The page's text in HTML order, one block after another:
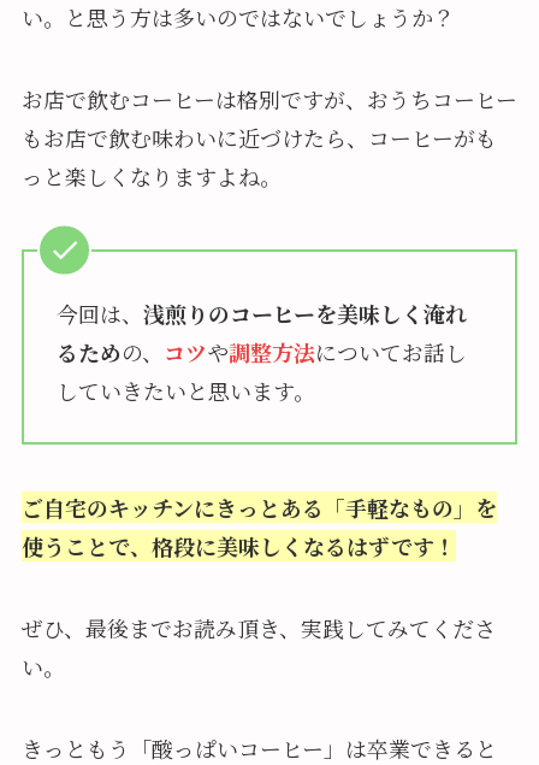
い。と思う方は多いのではないでしょうか？
お店で飲むコーヒーは格別ですが、おうちコーヒー
もお店で飲む味わいに近づけたら、コーヒーがも
っと楽しくなりますよね。
今回は、 浅煎りのコーヒーを美味しく淹れ
るための、 コツや調整方法についてお話し
していきたいと思います。
ご自宅のキッチンにきっとある「手軽なもの」を
使うことで、格段に美味しくなるはずです！
ぜひ、最後までお読み頂き、実践してみてくださ
い。
きっともう「酸っぱいコーヒー」は卒業できると